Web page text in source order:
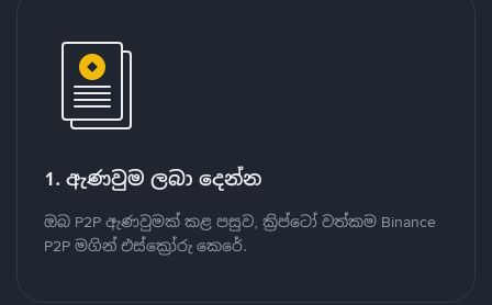
1. ඇණවුම ලබා දෙන්න
ඔබ P2P ඇණවුමක් කළ පසුව, ක්‍රිප්ටෝ වත්කම Binance
P2P මගින් එස්ක්‍රෝරු කෙරේ.